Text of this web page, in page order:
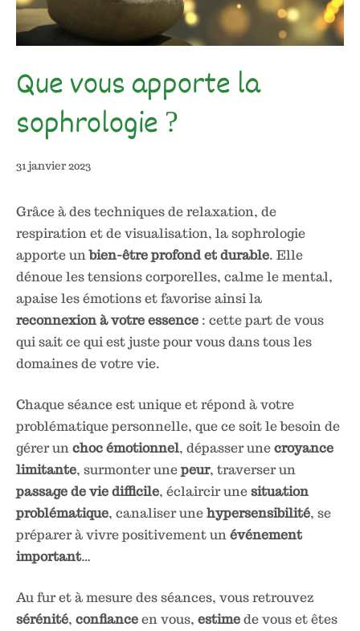
Que vous apporte la
sophrologie ?
31 janvier 202312
Grâce à des techniques de relaxation, de
respiration et de visualisation, la sophrologie
apporte unbien-être profond et durable. Elle
dénoue les tensions corporelles, calme le mental,
apaise les émotions et favorise ainsi la
reconnexion à votre essence : cette part de vous
qui sait ce qui est juste pour vous dans tous les
domaines de votre vie.
Chaque séance est unique et répond à votre
problématique personnelle, que ce soit le besoin de
gérer unchoc émotionnel, dépasser unecroyance
limitante, surmonter unepeur, traverser un
passage de vie difficile, éclaircir unesituation
problématique, canaliser unehypersensibilité, se
préparer à vivre positivement unévénement
important…
Au fur et à mesure des séances, vous retrouvez
sérénité, confianceen vous, estimede vous et êtes